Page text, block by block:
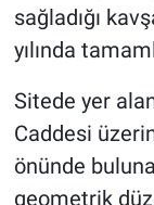
sağladığı
yılında
Sitede yer
Caddesi
önünde
geometrik